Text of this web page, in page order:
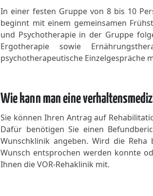
In einer festen Gruppe von 8 bis 10
beginnt mit einem gemeinsamen
und Psychotherapie in der Gruppe
Ergotherapie sowie
psychotherapeutische Einzelgespräche
Wie kann man eine
Sie können Ihren Antrag auf
Dafür benötigen Sie einen
Wunschklinik angeben. Wird die
Wunsch entsprochen werden konnte
Ihnen die VOR-Rehaklinik mit.